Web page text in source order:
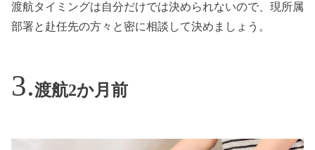
渡航タイミングは自分だけでは決められないので、現所属
部署と赴任先の方々と密に相談して決めましょう。
渡航2か月前